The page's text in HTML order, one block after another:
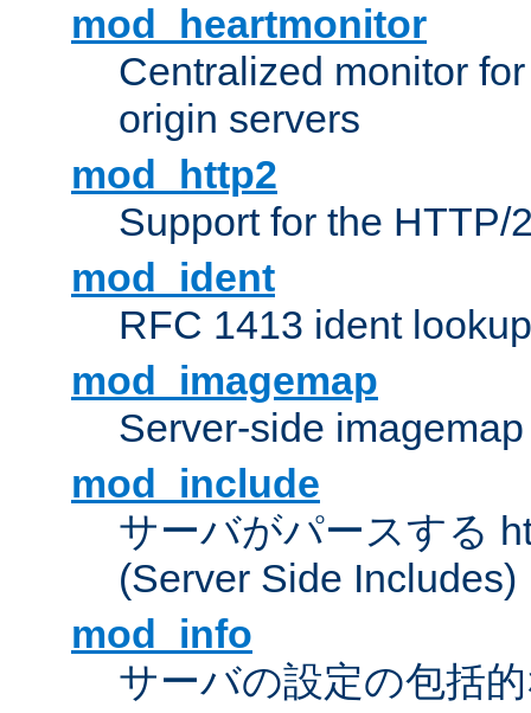
mod_heartmonitor
Centralized monitor
origin servers
mod_http2
Support for the HTTP/
mod_ident
RFC 1413 ident
mod_imagemap
Server-side
mod_include
サーバがパースする
(Server Side Includes)
mod_info
サーバの設定の包括